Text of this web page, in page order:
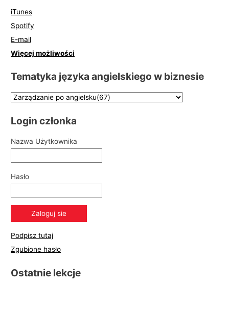
iTunes
Spotify
E-mail
Więcej możliwości
Tematyka języka angielskiego w biznesie
Login członka
Nazwa Użytkownika
Hasło
Podpisz tutaj
Zgubione hasło
Ostatnie lekcje